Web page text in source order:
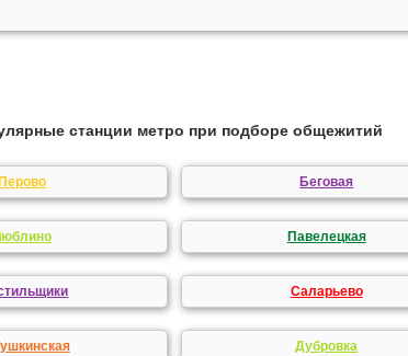
станции метро при подборе общежитий
Перово Беговая
Павелецкая
Саларьево
Дубровка